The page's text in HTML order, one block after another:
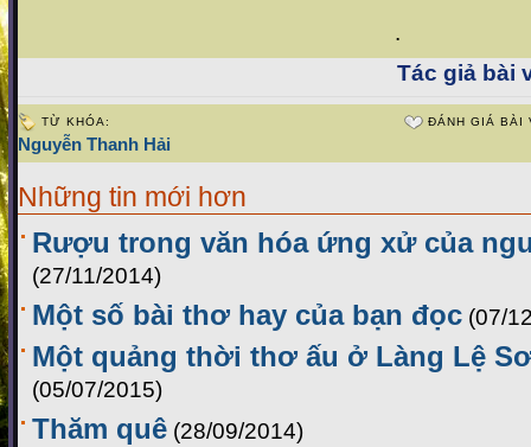
.
Tác giả bài
TỪ KHÓA:
Nguyễn Thanh Hải
ĐÁNH GIÁ BÀI
Những tin mới hơn
Rượu trong văn hóa ứng xử của
(27/11/2014)
Một số bài thơ hay của bạn đọc (07/
Một quảng thời thơ ấu ở Làng Lệ
(05/07/2015)
Thăm quê (28/09/2014)